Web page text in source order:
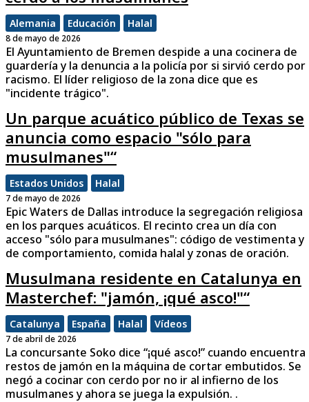
Alemania Educación Halal
8 de mayo de 2026
El Ayuntamiento de Bremen despide a una cocinera de
guardería y la denuncia a la policía por si sirvió cerdo por
racismo. El líder religioso de la zona dice que es
"incidente trágico".
Un parque acuático público de Texas se
anuncia como espacio "sólo para
musulmanes"“
Estados Unidos Halal
7 de mayo de 2026
Epic Waters de Dallas introduce la segregación religiosa
en los parques acuáticos. El recinto crea un día con
acceso "sólo para musulmanes": código de vestimenta y
de comportamiento, comida halal y zonas de oración.
Musulmana residente en Catalunya en
Masterchef: "jamón, ¡qué asco!"“
Catalunya España Halal Vídeos
7 de abril de 2026
La concursante Soko dice “¡qué asco!” cuando encuentra
restos de jamón en la máquina de cortar embutidos. Se
negó a cocinar con cerdo por no ir al infierno de los
musulmanes y ahora se juega la expulsión. .